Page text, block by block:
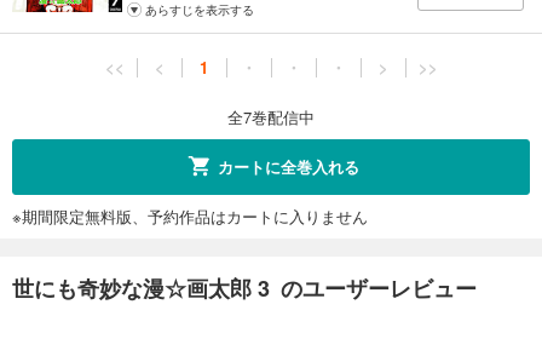
あらすじを表示する
<< < 1 ・ ・ ・ > >>
全7巻配信中
カートに全巻入れる
※期間限定無料版、予約作品はカートに入りません
世にも奇妙な漫☆画太郎 3 のユーザーレビュー